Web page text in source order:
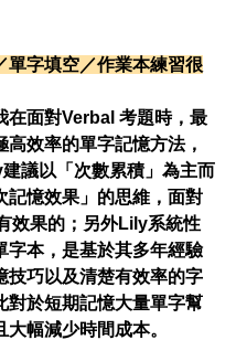
單字填空／作業本練習很
在面對Verbal 考題時，最
高效率的單字記憶方法，
議以「次數累積」為主而
記憶效果」的思維，面對
效果的；另外Lily系統性
字本，是基於其多年經驗
技巧以及清楚有效率的字
對於短期記憶大量單字幫
幅減少時間成本。